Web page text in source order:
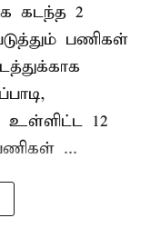
கடந்த 2
பணிகள்
உள்ளிட்ட 12
...